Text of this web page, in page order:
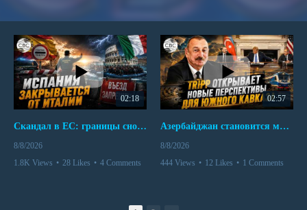
02:18
Скандал в ЕС: границы снова под контролем
8/8/2026
1.8K Views • 28 Likes • 4 Comments
02:57
Азербайджан становится мостом между Востоком и Западом
8/8/2026
444 Views • 12 Likes • 1 Comments